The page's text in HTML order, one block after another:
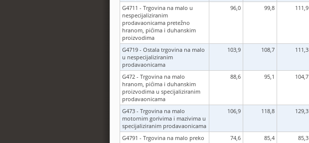
G4711 - Trgovina na malo u
nespecijaliziranim
prodavaonicama pretežno
hranom, pićima i duhanskim
proizvodima
96,0 99,8 111,9
G4719 - Ostala trgovina na malo
u nespecijaliziranim
prodavaonicama
103,9 108,7 111,3
G472 - Trgovina na malo
hranom, pićima i duhanskim
proizvodima u specijaliziranim
prodavaonicama
88,6 95,1 104,7
G473 - Trgovina na malo
motornim gorivima i mazivima u
specijaliziranim prodavaonicama
106,9 118,8 129,3
G4791 - Trgovina na malo preko
74,6 85,4 85,3